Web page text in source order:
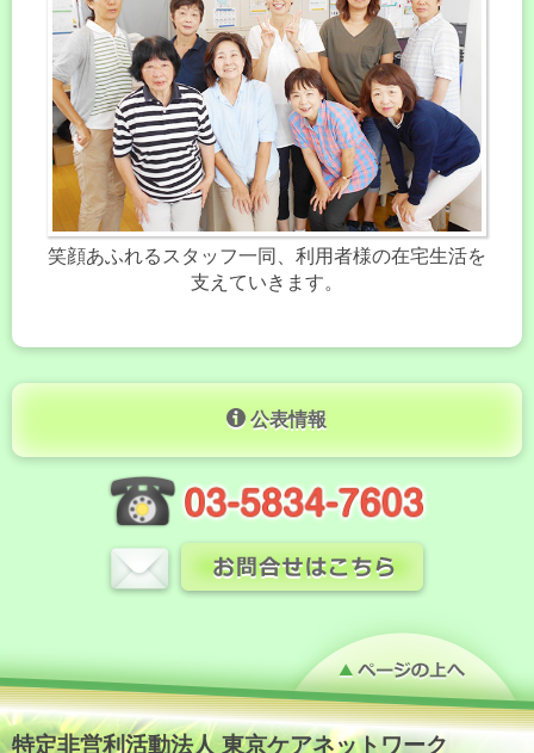
笑顔あふれるスタッフ一同、利用者様の在宅生活を
支えていきます。
公表情報
特定非営利活動法人 東京ケアネットワーク